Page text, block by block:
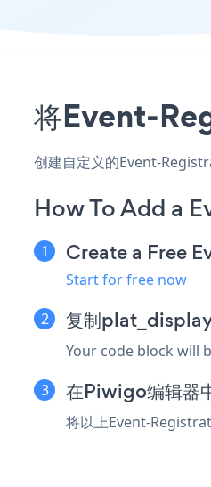
将Event-
创建自定义的Event-
How To Add a
Create a Free
Start for free now
复制
Your code block will
在Piwigo编辑器
将以上Event-